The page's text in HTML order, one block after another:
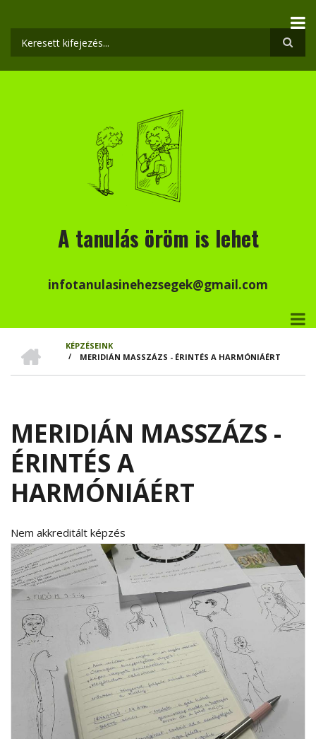
tartalomra
Keresés
A tanulás öröm is lehet
infotanulasinehezsegek@gmail.com
MORZSA
KÉPZÉSEINK
/ MERIDIÁN MASSZÁZS - ÉRINTÉS A HARMÓNIÁÉRT
MERIDIÁN MASSZÁZS -
ÉRINTÉS A
HARMÓNIÁÉRT
Nem akkreditált képzés